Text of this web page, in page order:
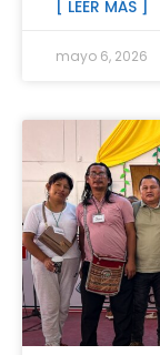
[ LEER MÁS ]
mayo 6, 2026